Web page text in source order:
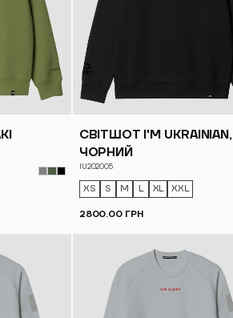
СВІТШОТ I'M UKRAINIAN,
ЧОРНИЙ
IU202005
XS S M L XL XXL
2800.00 ГРН